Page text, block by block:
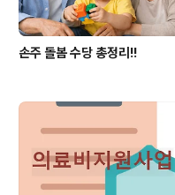
손주 돌봄 수당 총정리!!